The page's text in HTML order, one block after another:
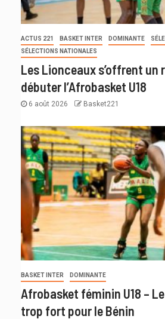
ACTUS 221 BASKET INTER DOMINANTE
SÉLECTIONS NATIONALES
Les Lionceaux s’offrent un
débuter l’Afrobasket U18
6 août 2026 Basket221
BASKET INTER DOMINANTE
Afrobasket féminin U18 –
trop fort pour le Bénin